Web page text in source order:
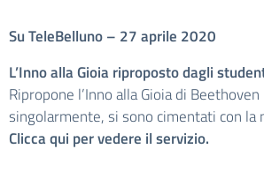
Su TeleBelluno – 27 aprile 2020
L’Inno alla Gioia riproposto dagli
Ripropone l’Inno alla Gioia di
singolarmente, si sono cimentati con la
Clicca qui per vedere il servizio.